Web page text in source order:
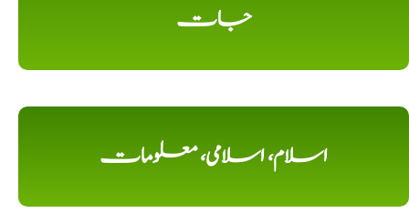
جات
اسلام، اسلامی، معلومات